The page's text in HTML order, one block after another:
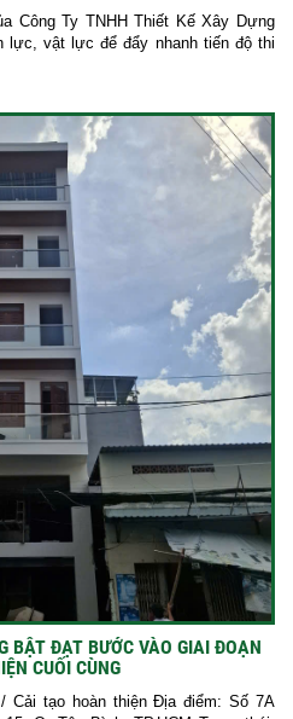
Công Ty TNHH Thiết Kế Xây Dựng
lực, vật lực để đẩy nhanh tiến độ thi
BẬT ĐẠT BƯỚC VÀO GIAI ĐOẠN
CUỐI CÙNG
Cải tạo hoàn thiện Địa điểm: Số 7A